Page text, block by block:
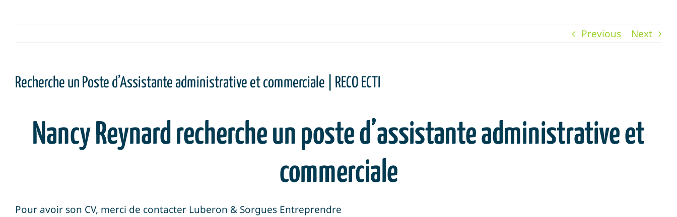
Previous Next
Recherche un Poste d’Assistante administrative et commerciale | RECO ECTI
Nancy Reynard recherche un poste d’assistante administrative et
commerciale
Pour avoir son CV, merci de contacter Luberon & Sorgues Entreprendre